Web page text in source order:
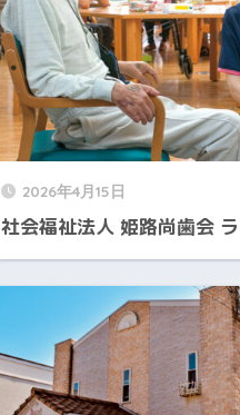
2026年4月15日
社会福祉法人 姫路尚歯会